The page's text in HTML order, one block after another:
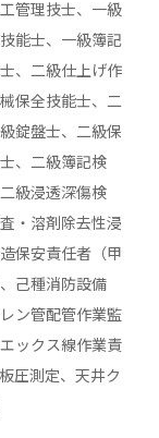
管理技士、一級
能士、一級簿記
、二級仕上げ作
保全技能士、二
錠盤士、二級保
、二級簿記検
級浸透深傷検
・溶剤除去性浸
保安責任者（甲
己種消防設備
ン管配管作業監
ックス線作業責
圧測定、天井ク